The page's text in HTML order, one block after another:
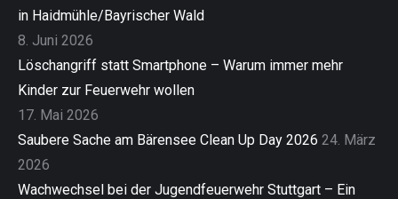
in Haidmühle/Bayrischer Wald
8. Juni 2026
Löschangriff statt Smartphone – Warum immer mehr
Kinder zur Feuerwehr wollen
17. Mai 2026
Saubere Sache am Bärensee Clean Up Day 2026 24. März
2026
Wachwechsel bei der Jugendfeuerwehr Stuttgart – Ein